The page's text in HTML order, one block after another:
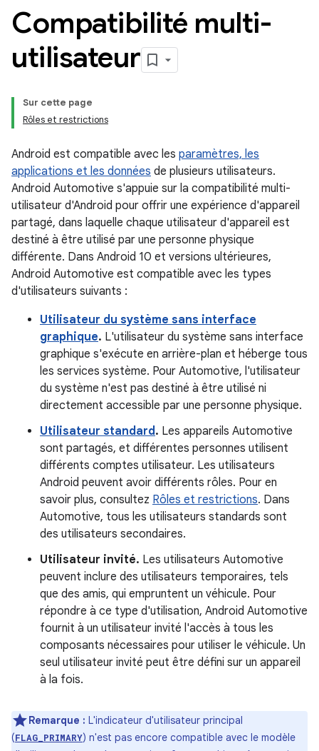
Compatibilité multi-
utilisateur
Sur cette page
Rôles et restrictions
Android est compatible avec les paramètres, les
applications et les données de plusieurs utilisateurs.
Android Automotive s'appuie sur la compatibilité multi-
utilisateur d'Android pour offrir une expérience d'appareil
partagé, dans laquelle chaque utilisateur d'appareil est
destiné à être utilisé par une personne physique
différente. Dans Android 10 et versions ultérieures,
Android Automotive est compatible avec les types
d'utilisateurs suivants :
Utilisateur du système sans interface
graphique. L'utilisateur du système sans interface
graphique s'exécute en arrière-plan et héberge tous
les services système. Pour Automotive, l'utilisateur
du système n'est pas destiné à être utilisé ni
directement accessible par une personne physique.
Utilisateur standard. Les appareils Automotive
sont partagés, et différentes personnes utilisent
différents comptes utilisateur. Les utilisateurs
Android peuvent avoir différents rôles. Pour en
savoir plus, consultez Rôles et restrictions. Dans
Automotive, tous les utilisateurs standards sont
des utilisateurs secondaires.
Utilisateur invité. Les utilisateurs Automotive
peuvent inclure des utilisateurs temporaires, tels
que des amis, qui empruntent un véhicule. Pour
répondre à ce type d'utilisation, Android Automotive
fournit à un utilisateur invité l'accès à tous les
composants nécessaires pour utiliser le véhicule. Un
seul utilisateur invité peut être défini sur un appareil
à la fois.
Remarque : L'indicateur d'utilisateur principal
(FLAG_PRIMARY) n'est pas encore compatible avec le modèle